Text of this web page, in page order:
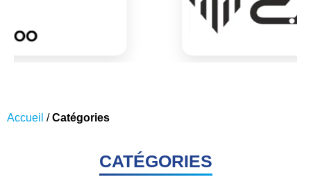
Accueil /Catégories
CATÉGORIES